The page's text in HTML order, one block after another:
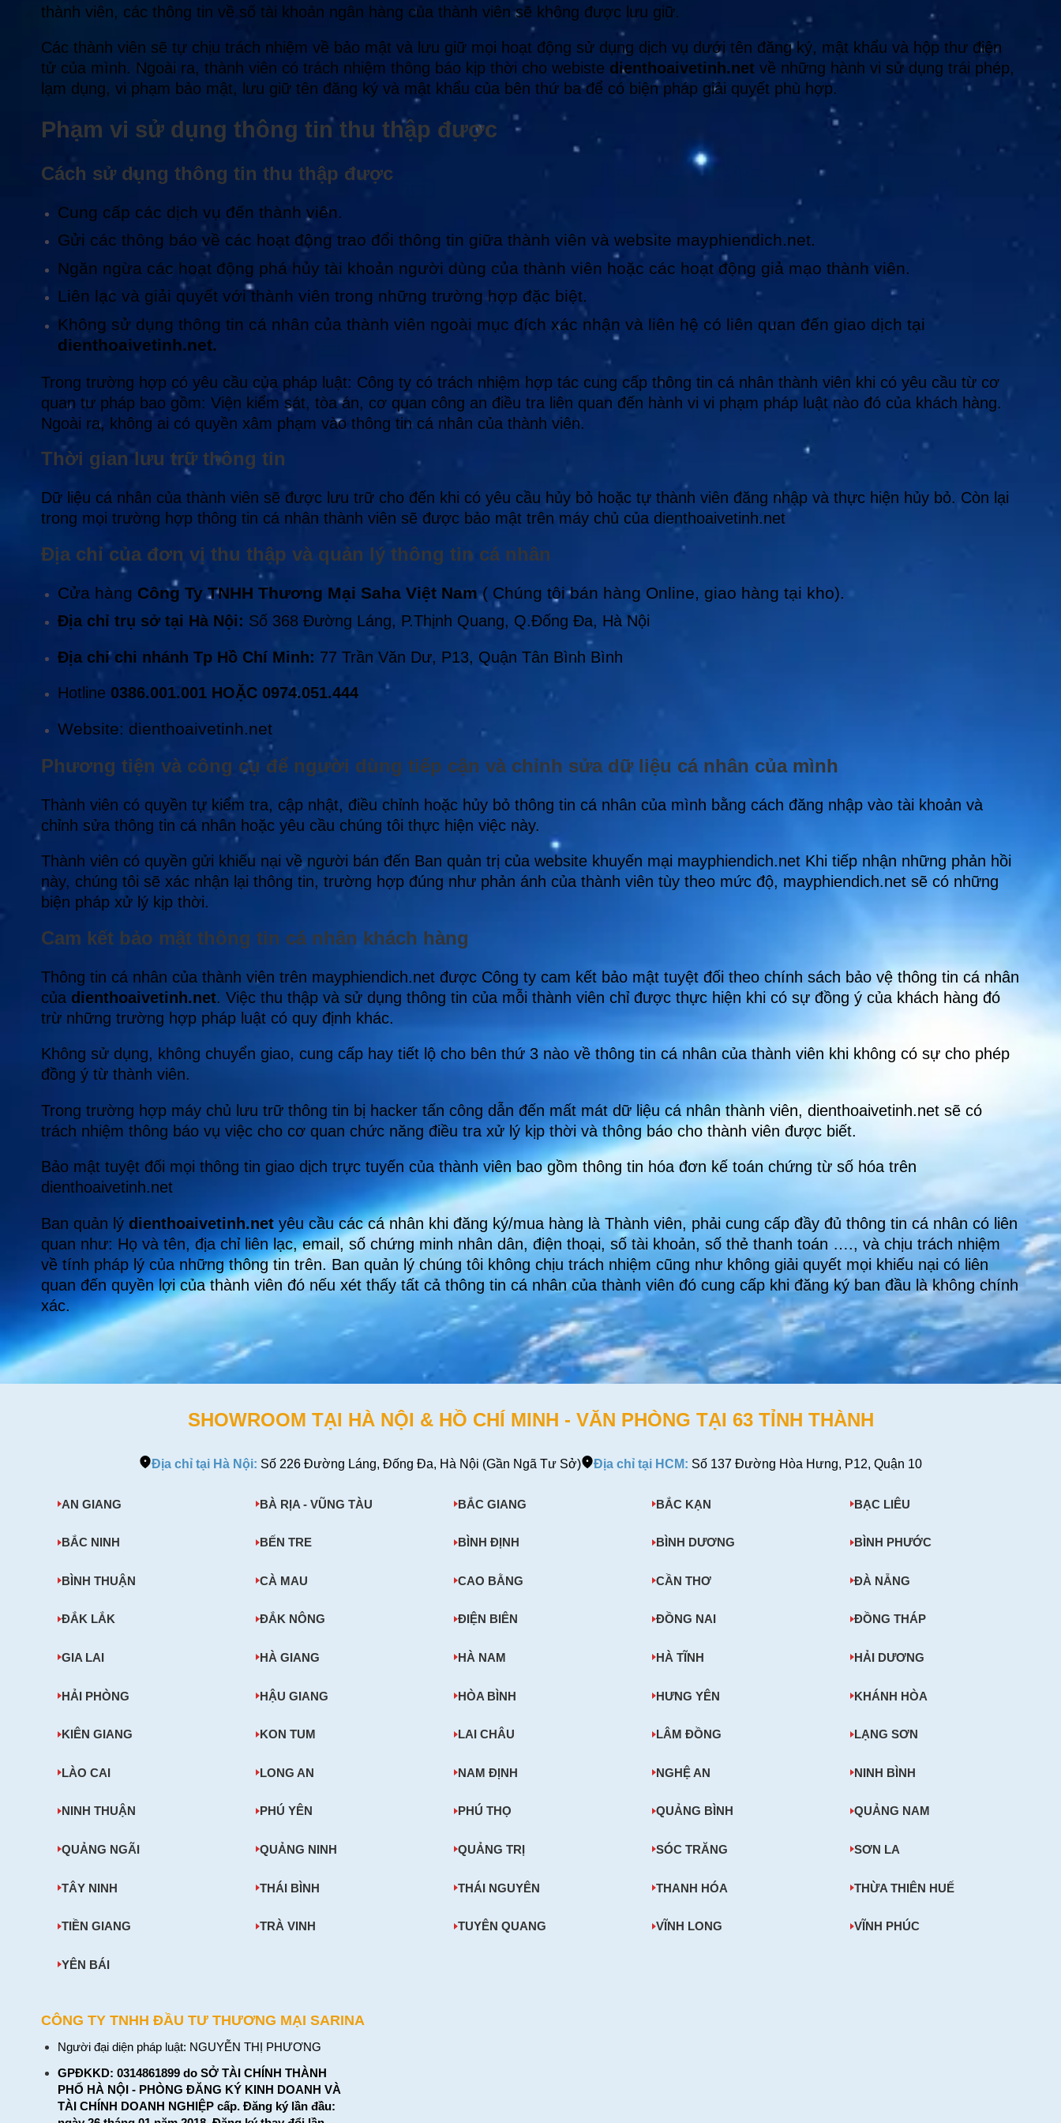
thành viên, các thông tin về số tài khoản ngân hàng của thành viên sẽ không được lưu giữ.
Các thành viên sẽ tự chịu trách nhiệm về bảo mật và lưu giữ mọi hoạt động sử dụng dịch vụ dưới tên đăng ký, mật khẩu và hộp thư điện
tử của mình. Ngoài ra, thành viên có trách nhiệm thông báo kịp thời cho webiste dienthoaivetinh.net về những hành vi sử dụng trái phép,
lạm dụng, vi phạm bảo mật, lưu giữ tên đăng ký và mật khẩu của bên thứ ba để có biện pháp giải quyết phù hợp.
Phạm vi sử dụng thông tin thu thập được
Cách sử dụng thông tin thu thập được
Cung cấp các dịch vụ đến thành viên.
Gửi các thông báo về các hoạt động trao đổi thông tin giữa thành viên và website mayphiendich.net.
Ngăn ngừa các hoạt động phá hủy tài khoản người dùng của thành viên hoặc các hoạt động giả mạo thành viên.
Liên lạc và giải quyết với thành viên trong những trường hợp đặc biệt.
Không sử dụng thông tin cá nhân của thành viên ngoài mục đích xác nhận và liên hệ có liên quan đến giao dịch tại
dienthoaivetinh.net.
Trong trường hợp có yêu cầu của pháp luật: Công ty có trách nhiệm hợp tác cung cấp thông tin cá nhân thành viên khi có yêu cầu từ cơ
quan tư pháp bao gồm: Viện kiểm sát, tòa án, cơ quan công an điều tra liên quan đến hành vi vi phạm pháp luật nào đó của khách hàng.
Ngoài ra, không ai có quyền xâm phạm vào thông tin cá nhân của thành viên.
Thời gian lưu trữ thông tin
Dữ liệu cá nhân của thành viên sẽ được lưu trữ cho đến khi có yêu cầu hủy bỏ hoặc tự thành viên đăng nhập và thực hiện hủy bỏ. Còn lại
trong mọi trường hợp thông tin cá nhân thành viên sẽ được bảo mật trên máy chủ của dienthoaivetinh.net
Địa chỉ của đơn vị thu thập và quản lý thông tin cá nhân
Cửa hàng Công Ty TNHH Thương Mại Saha Việt Nam( Chúng tôi bán hàng Online, giao hàng tại kho).
Địa chỉ trụ sở tại Hà Nội: Số 368 Đường Láng, P.Thịnh Quang, Q.Đống Đa, Hà Nội
Địa chỉ chi nhánh Tp Hồ Chí Minh: 77 Trần Văn Dư, P13, Quận Tân Bình Bình
Hotline 0386.001.001 HOẶC 0974.051.444
Website: dienthoaivetinh.net
Phương tiện và công cụ để người dùng tiếp cận và chỉnh sửa dữ liệu cá nhân của mình
Thành viên có quyền tự kiểm tra, cập nhật, điều chỉnh hoặc hủy bỏ thông tin cá nhân của mình bằng cách đăng nhập vào tài khoản và
chỉnh sửa thông tin cá nhân hoặc yêu cầu chúng tôi thực hiện việc này.
Thành viên có quyền gửi khiếu nại về người bán đến Ban quản trị của website khuyến mại mayphiendich.net Khi tiếp nhận những phản hồi
này, chúng tôi sẽ xác nhận lại thông tin, trường hợp đúng như phản ánh của thành viên tùy theo mức độ, mayphiendich.net sẽ có những
biện pháp xử lý kịp thời.
Cam kết bảo mật thông tin cá nhân khách hàng
Thông tin cá nhân của thành viên trên mayphiendich.net được Công ty cam kết bảo mật tuyệt đối theo chính sách bảo vệ thông tin cá nhân
của dienthoaivetinh.net. Việc thu thập và sử dụng thông tin của mỗi thành viên chỉ được thực hiện khi có sự đồng ý của khách hàng đó
trừ những trường hợp pháp luật có quy định khác.
Không sử dụng, không chuyển giao, cung cấp hay tiết lộ cho bên thứ 3 nào về thông tin cá nhân của thành viên khi không có sự cho phép
đồng ý từ thành viên.
Trong trường hợp máy chủ lưu trữ thông tin bị hacker tấn công dẫn đến mất mát dữ liệu cá nhân thành viên, dienthoaivetinh.net sẽ có
trách nhiệm thông báo vụ việc cho cơ quan chức năng điều tra xử lý kịp thời và thông báo cho thành viên được biết.
Bảo mật tuyệt đối mọi thông tin giao dịch trực tuyến của thành viên bao gồm thông tin hóa đơn kế toán chứng từ số hóa trên
dienthoaivetinh.net
Ban quản lý dienthoaivetinh.net yêu cầu các cá nhân khi đăng ký/mua hàng là Thành viên, phải cung cấp đầy đủ thông tin cá nhân có liên
quan như: Họ và tên, địa chỉ liên lạc, email, số chứng minh nhân dân, điện thoại, số tài khoản, số thẻ thanh toán …., và chịu trách nhiệm
về tính pháp lý của những thông tin trên. Ban quản lý chúng tôi không chịu trách nhiệm cũng như không giải quyết mọi khiếu nại có liên
quan đến quyền lợi của thành viên đó nếu xét thấy tất cả thông tin cá nhân của thành viên đó cung cấp khi đăng ký ban đầu là không chính
xác.
SHOWROOM TẠI HÀ NỘI & HỒ CHÍ MINH - VĂN PHÒNG TẠI 63 TỈNH THÀNH
Địa chỉ tại Hà Nội: Số 226 Đường Láng, Đống Đa, Hà Nội (Gần Ngã Tư Sở) Địa chỉ tại HCM: Số 137 Đường Hòa Hưng, P12, Quận 10
AN GIANG BÀ RỊA - VŨNG TÀU BẮC GIANG BẮC KẠN BẠC LIÊU
BẮC NINH BẾN TRE BÌNH ĐỊNH BÌNH DƯƠNG BÌNH PHƯỚC
BÌNH THUẬN CÀ MAU CAO BẰNG CẦN THƠ ĐÀ NẴNG
ĐẮK LẮK ĐẮK NÔNG ĐIỆN BIÊN ĐỒNG NAI ĐỒNG THÁP
GIA LAI HÀ GIANG HÀ NAM HÀ TĨNH HẢI DƯƠNG
HẢI PHÒNG HẬU GIANG HÒA BÌNH HƯNG YÊN KHÁNH HÒA
KIÊN GIANG KON TUM LAI CHÂU LÂM ĐỒNG LẠNG SƠN
LÀO CAI LONG AN NAM ĐỊNH NGHỆ AN NINH BÌNH
NINH THUẬN PHÚ YÊN PHÚ THỌ QUẢNG BÌNH QUẢNG NAM
QUẢNG NGÃI QUẢNG NINH QUẢNG TRỊ SÓC TRĂNG SƠN LA
TÂY NINH THÁI BÌNH THÁI NGUYÊN THANH HÓA THỪA THIÊN HUẾ
TIỀN GIANG TRÀ VINH TUYÊN QUANG VĨNH LONG VĨNH PHÚC
YÊN BÁI
CÔNG TY TNHH ĐẦU TƯ THƯƠNG MẠI SARINA
Người đại diện pháp luật: NGUYỄN THỊ PHƯƠNG
GPĐKKD: 0314861899 do SỞ TÀI CHÍNH THÀNH
PHỐ HÀ NỘI - PHÒNG ĐĂNG KÝ KINH DOANH VÀ
TÀI CHÍNH DOANH NGHIỆP cấp. Đăng ký lần đầu: